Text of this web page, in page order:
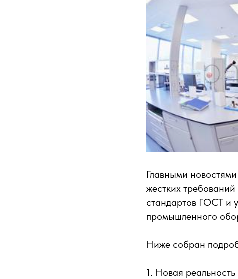
Главными
жестких
стандартов ГОСТ и
промышленного
Ниже собран
1. Новая